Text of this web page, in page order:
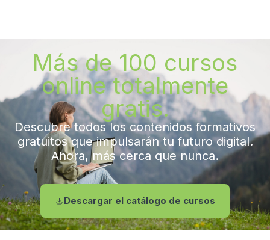
Más de 100 cursos
online totalmente
gratis.
Descubre todos los contenidos formativos
gratuitos que impulsarán tu futuro digital.
Ahora, más cerca que nunca.
Descargar el catálogo de cursos